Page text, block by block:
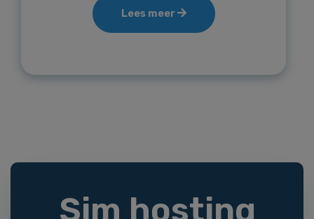
Lees meer
Sim hosting